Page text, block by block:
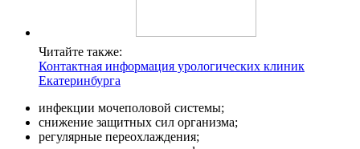
Читайте также:
Контактная информация урологических клиник
Екатеринбурга
инфекции мочеполовой системы;
снижение защитных сил организма;
регулярные переохлаждения;